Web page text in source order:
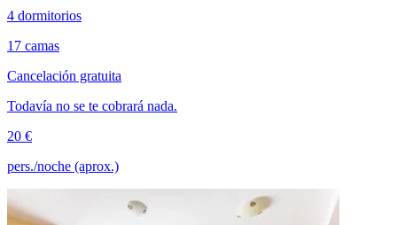
4 dormitorios
17 camas
Cancelación gratuita
Todavía no se te cobrará nada.
20 €
pers./noche (aprox.)